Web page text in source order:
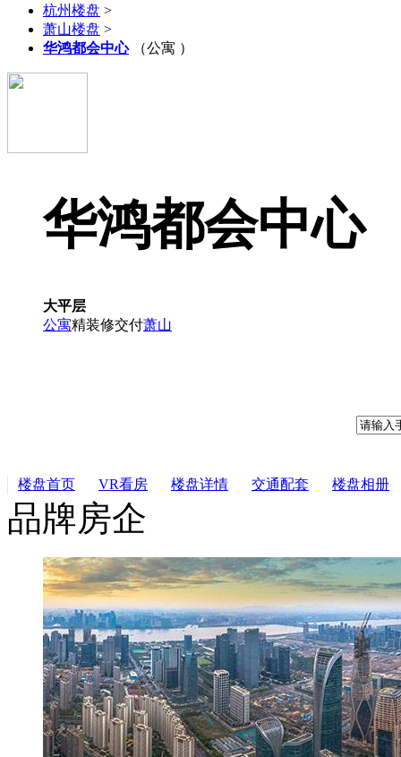
杭州楼盘 >
萧山楼盘 >
华鸿都会中心（公寓 ）
华鸿都会中心
大平层
公寓精装修交付萧山
楼盘首页 VR看房 楼盘详情 交通配套 楼盘相册
品牌房企